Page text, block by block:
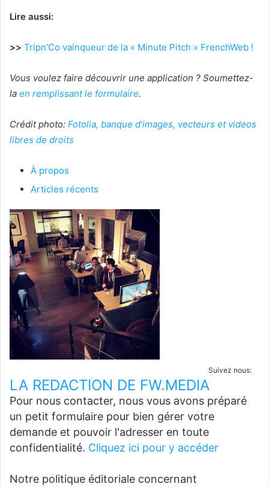
Lire aussi:
>> Tripn’Co vainqueur de la « Minute Pitch » FrenchWeb !
Vous voulez faire découvrir une application ? Soumettez-
la en remplissant le formulaire.
Crédit photo: Fotolia, banque d’images, vecteurs et videos
libres de droits
À propos
Articles récents
Suivez nous:
LA REDACTION DE FW.MEDIA
Pour nous contacter, nous vous avons préparé
un petit formulaire pour bien gérer votre
demande et pouvoir l'adresser en toute
confidentialité. Cliquez ici pour y accéder
Notre politique éditoriale concernant